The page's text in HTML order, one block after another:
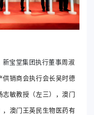
宝堂集团执行董事周淑
销商会执行会长吴时德
敏教授（左三），澳门
澳门王英民生物医药有